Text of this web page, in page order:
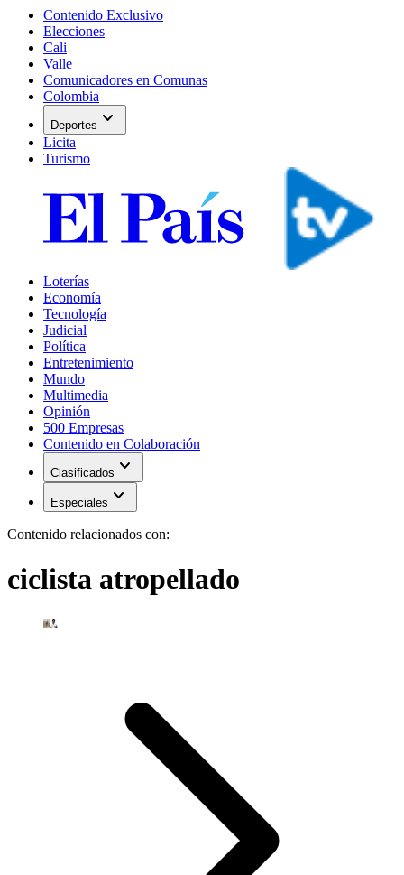
Contenido Exclusivo
Elecciones
Cali
Valle
Comunicadores en Comunas
Colombia
Deportes expand_more
Licita
Turismo
Loterías
Economía
Tecnología
Judicial
Política
Entretenimiento
Mundo
Multimedia
Opinión
500 Empresas
Contenido en Colaboración
Clasificados expand_more
Especiales expand_more
Contenido relacionados con:
ciclista atropellado